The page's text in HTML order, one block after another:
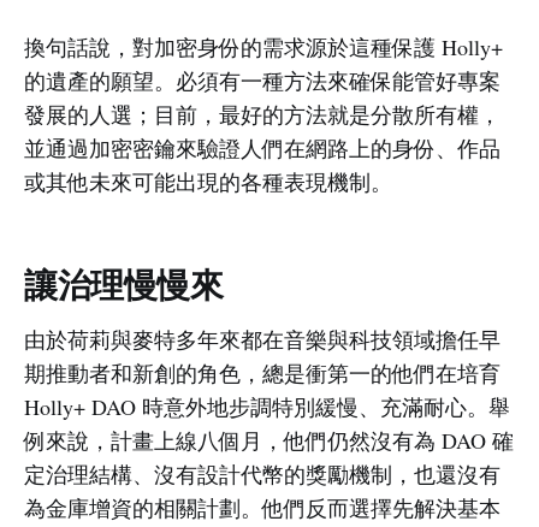
換句話說，對加密身份的需求源於這種保護 Holly+
的遺產的願望。必須有一種方法來確保能管好專案
發展的人選；目前，最好的方法就是分散所有權，
並通過加密密鑰來驗證人們在網路上的身份、作品
或其他未來可能出現的各種表現機制。
讓治理慢慢來
由於荷莉與麥特多年來都在音樂與科技領域擔任早
期推動者和新創的角色，總是衝第一的他們在培育
Holly+ DAO 時意外地步調特別緩慢、充滿耐心。舉
例來說，計畫上線八個月，他們仍然沒有為 DAO 確
定治理結構、沒有設計代幣的獎勵機制，也還沒有
為金庫增資的相關計劃。他們反而選擇先解決基本